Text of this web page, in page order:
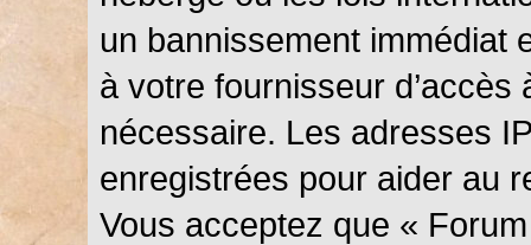
un bannissement immédiat
à votre fournisseur
nécessaire. Les adresses
enregistrées pour aider au
Vous acceptez que «